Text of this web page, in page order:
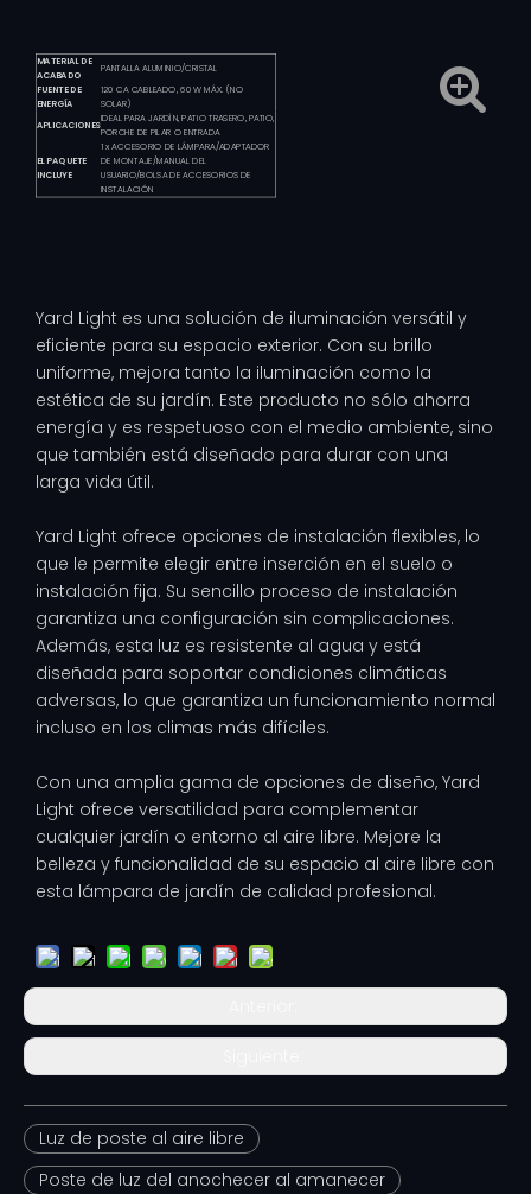
MATERIAL DE
ACABADO
PANTALLA ALUMINIO/CRISTAL
FUENTE DE
ENERGÍA
120 CA CABLEADO, 60 W MÁX. (NO
SOLAR)
APLICACIONES
IDEAL PARA JARDÍN, PATIO TRASERO, PATIO,
PORCHE DE PILAR O ENTRADA
EL PAQUETE
INCLUYE
1 x ACCESORIO DE LÁMPARA/ADAPTADOR
DE MONTAJE/MANUAL DEL
USUARIO/BOLSA DE ACCESORIOS DE
INSTALACIÓN
Yard Light es una solución de iluminación versátil y
eficiente para su espacio exterior. Con su brillo
uniforme, mejora tanto la iluminación como la
estética de su jardín. Este producto no sólo ahorra
energía y es respetuoso con el medio ambiente, sino
que también está diseñado para durar con una
larga vida útil.
Yard Light ofrece opciones de instalación flexibles, lo
que le permite elegir entre inserción en el suelo o
instalación fija. Su sencillo proceso de instalación
garantiza una configuración sin complicaciones.
Además, esta luz es resistente al agua y está
diseñada para soportar condiciones climáticas
adversas, lo que garantiza un funcionamiento normal
incluso en los climas más difíciles.
Con una amplia gama de opciones de diseño, Yard
Light ofrece versatilidad para complementar
cualquier jardín o entorno al aire libre. Mejore la
belleza y funcionalidad de su espacio al aire libre con
esta lámpara de jardín de calidad profesional.
Luz de poste al aire libre
Poste de luz del anochecer al amanecer